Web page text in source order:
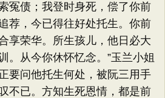
冤债；我登时身死，偿了你前
荐，今已得往好处托生。你前
享荣华。所生孩儿，他日必大
。从今你休怀忆念。”玉兰小姐
要问他托生何处，被阮三用手
不已。方知生死恩情，都是前